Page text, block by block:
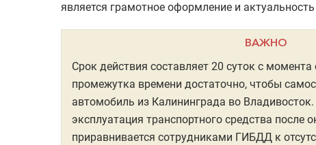
является грамотное оформление и
ВАЖНО
Срок действия составляет 20 суток с
промежутка времени достаточно, чтобы
автомобиль из Калининграда во
эксплуатация транспортного средства после
приравнивается сотрудниками ГИБДД к